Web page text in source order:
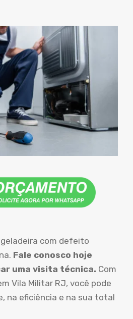
com defeito
Fale conosco hoje
uma visita técnica. Com
Vila Militar RJ, você pode
na eficiência e na sua total